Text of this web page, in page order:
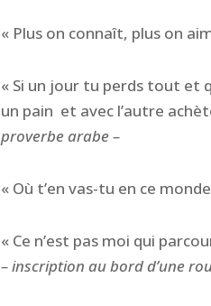
« Plus on connaît, plus on
« Si un jour tu perds tout et
un pain et avec l’autre
proverbe arabe –
« Où t’en vas-tu en ce
« Ce n’est pas moi qui
– inscription au bord d’une